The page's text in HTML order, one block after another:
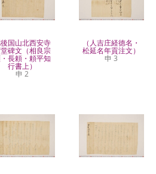
国山北西安寺
碑文（相良宗
長頼・頼平知
行書上）
申 2
（人吉庄経徳名・
松延名年貢注文）
申 3